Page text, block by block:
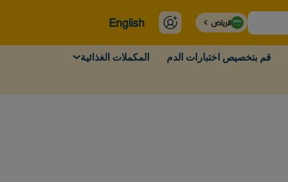
الرياض English
قم بتخصيص اختبارات الدم
المكملات الغذائية